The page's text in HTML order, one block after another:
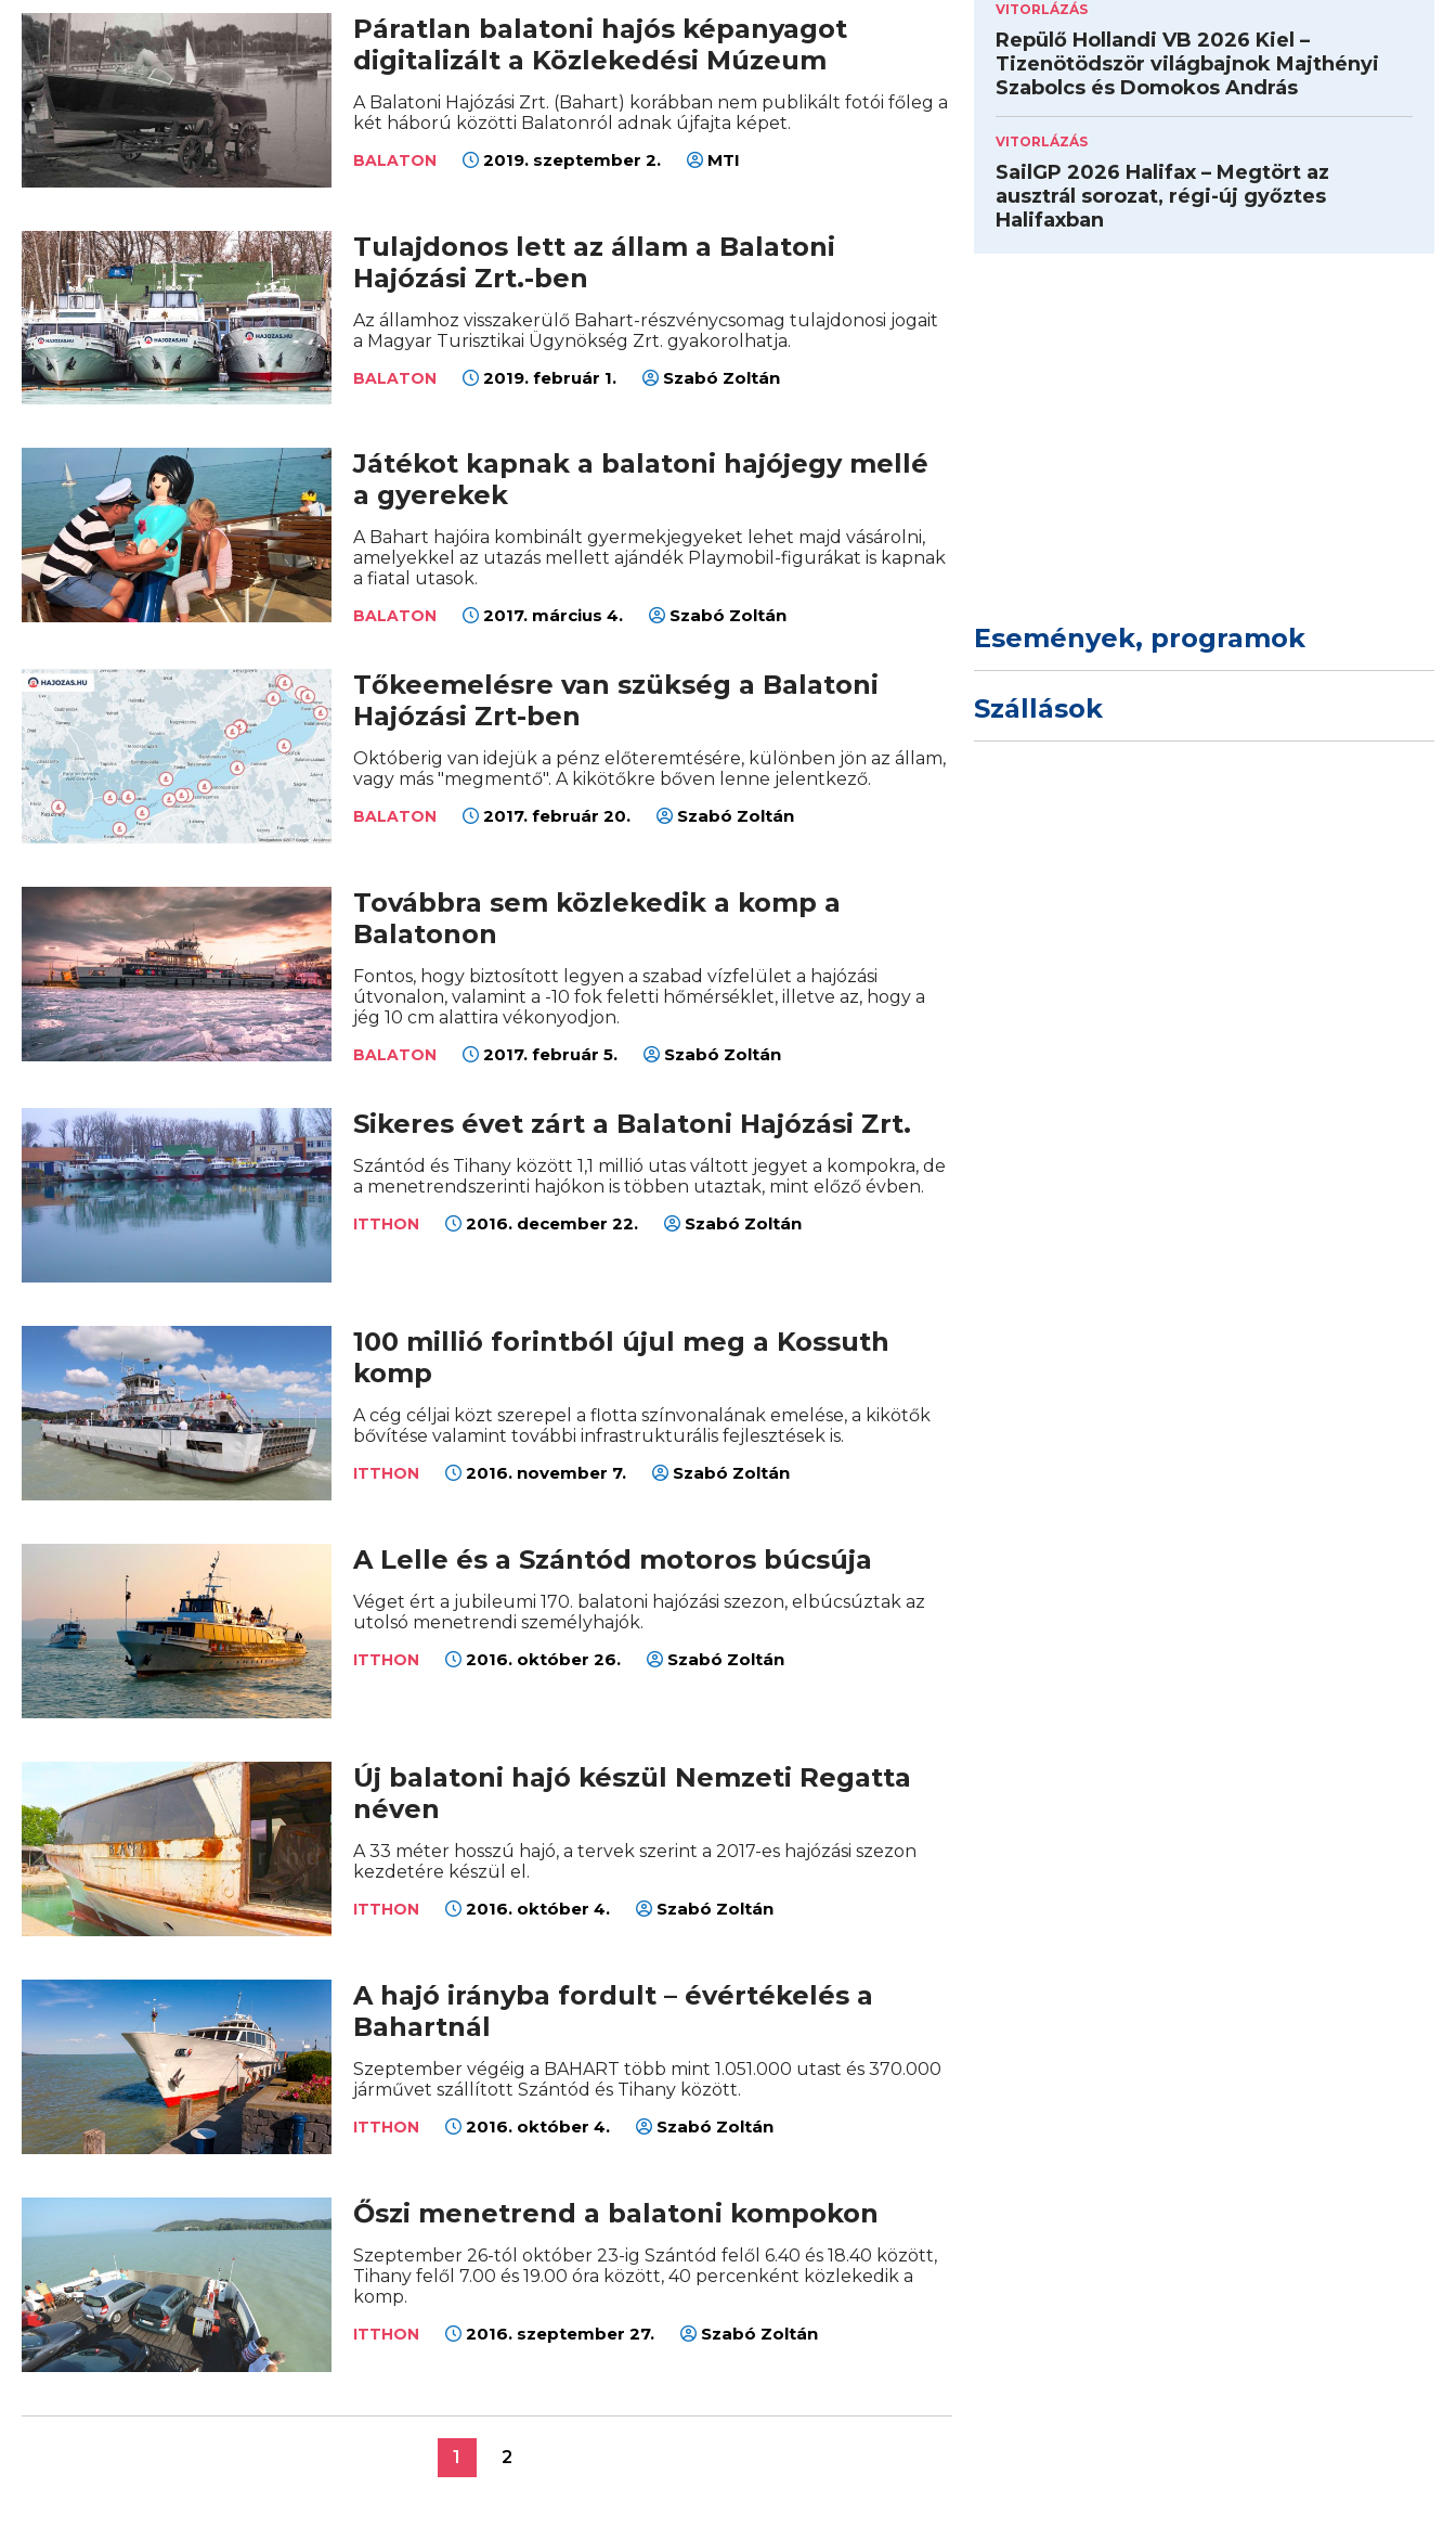
Páratlan balatoni hajós képanyagot
digitalizált a Közlekedési Múzeum
A Balatoni Hajózási Zrt. (Bahart) korábban nem publikált fotói főleg a
két háború közötti Balatonról adnak újfajta képet.
BALATON 2019. szeptember 2. MTI
Tulajdonos lett az állam a Balatoni
Hajózási Zrt.-ben
Az államhoz visszakerülő Bahart-részvénycsomag tulajdonosi jogait
a Magyar Turisztikai Ügynökség Zrt. gyakorolhatja.
BALATON 2019. február 1. Szabó Zoltán
Játékot kapnak a balatoni hajójegy mellé
a gyerekek
A Bahart hajóira kombinált gyermekjegyeket lehet majd vásárolni,
amelyekkel az utazás mellett ajándék Playmobil-figurákat is kapnak
a fiatal utasok.
BALATON 2017. március 4. Szabó Zoltán
Tőkeemelésre van szükség a Balatoni
Hajózási Zrt-ben
Októberig van idejük a pénz előteremtésére, különben jön az állam,
vagy más "megmentő". A kikötőkre bőven lenne jelentkező.
BALATON 2017. február 20. Szabó Zoltán
Továbbra sem közlekedik a komp a
Balatonon
Fontos, hogy biztosított legyen a szabad vízfelület a hajózási
útvonalon, valamint a -10 fok feletti hőmérséklet, illetve az, hogy a
jég 10 cm alattira vékonyodjon.
BALATON 2017. február 5. Szabó Zoltán
Sikeres évet zárt a Balatoni Hajózási Zrt.
Szántód és Tihany között 1,1 millió utas váltott jegyet a kompokra, de
a menetrendszerinti hajókon is többen utaztak, mint előző évben.
ITTHON 2016. december 22. Szabó Zoltán
100 millió forintból újul meg a Kossuth
komp
A cég céljai közt szerepel a flotta színvonalának emelése, a kikötők
bővítése valamint további infrastrukturális fejlesztések is.
ITTHON 2016. november 7. Szabó Zoltán
A Lelle és a Szántód motoros búcsúja
Véget ért a jubileumi 170. balatoni hajózási szezon, elbúcsúztak az
utolsó menetrendi személyhajók.
ITTHON 2016. október 26. Szabó Zoltán
Új balatoni hajó készül Nemzeti Regatta
néven
A 33 méter hosszú hajó, a tervek szerint a 2017-es hajózási szezon
kezdetére készül el.
ITTHON 2016. október 4. Szabó Zoltán
A hajó irányba fordult – évértékelés a
Bahartnál
Szeptember végéig a BAHART több mint 1.051.000 utast és 370.000
járművet szállított Szántód és Tihany között.
ITTHON 2016. október 4. Szabó Zoltán
Őszi menetrend a balatoni kompokon
Szeptember 26-tól október 23-ig Szántód felől 6.40 és 18.40 között,
Tihany felől 7.00 és 19.00 óra között, 40 percenként közlekedik a
komp.
ITTHON 2016. szeptember 27. Szabó Zoltán
1 2
VITORLÁZÁS
Repülő Hollandi VB 2026 Kiel –
Tizenötödször világbajnok Majthényi
Szabolcs és Domokos András
VITORLÁZÁS
SailGP 2026 Halifax – Megtört az
ausztrál sorozat, régi-új győztes
Halifaxban
Események, programok
Szállások